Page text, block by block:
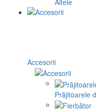
Altele
Accesorii
Prăjitoarele